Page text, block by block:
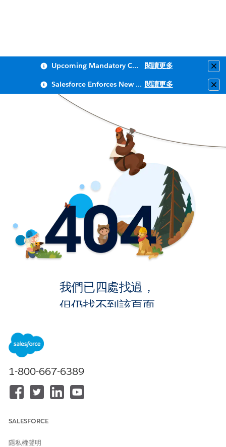
Upcoming Mandatory Changes to Public Key Infrastructure (PKI) 閱讀更多
Salesforce Enforces New Security Requirements in Summer 2026 閱讀更多
我們已四處找過，
但仍找不到該頁面。
1-800-667-6389
SALESFORCE
隱私權聲明